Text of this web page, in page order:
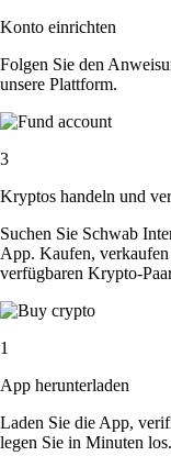
Konto einrichten
Folgen Sie den
unsere Plattform.
3
Kryptos handeln und
Suchen Sie Schwab
App. Kaufen,
verfügbaren Krypto-
1
App herunterladen
Laden Sie die App,
legen Sie in Minuten los.